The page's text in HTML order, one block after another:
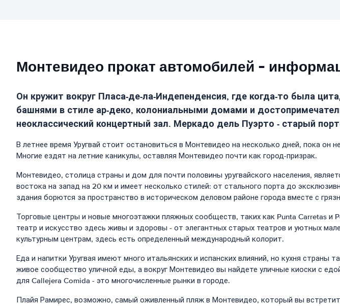
Монтевидео прокат автомобилей -
Он кружит вокруг Пласа-де-ла-Индепенденсия, где когда-то была
башнями в стиле ар-деко, колониальными домами и
неоклассический концертный зал. Меркадо дель Пуэрто - старый
В летнее время Уругвай стоит остановиться в Монтевидео на несколько дней, пока
Многие ездят на летние каникулы, оставляя Монтевидео почти как город-призрак.
Монтевидео, столица страны и дом для почти половины уругвайского населения,
востока на запад на 20 км и имеет несколько стилей: от стального порта до
здания борются за пространство в историческом деловом районе города вместе с
Торговые центры и новые многоэтажки пляжных сообществ, таких как Punta Carretas
театр и искусство здесь живы и здоровы - от элегантных старых театров и уютных
культурным центрам, здесь есть определенный международный колорит.
Еда и напитки Уругвая имеют много итальянских и испанских влияний, но кухня
живое сообщество уличной еды, а вокруг Монтевидео вы найдете уличные киоски с
для Callejera Comida - это многочисленные рынки в городе.
Плайя Рамирес, возможно, самый оживленный пляж в Монтевидео, который вы